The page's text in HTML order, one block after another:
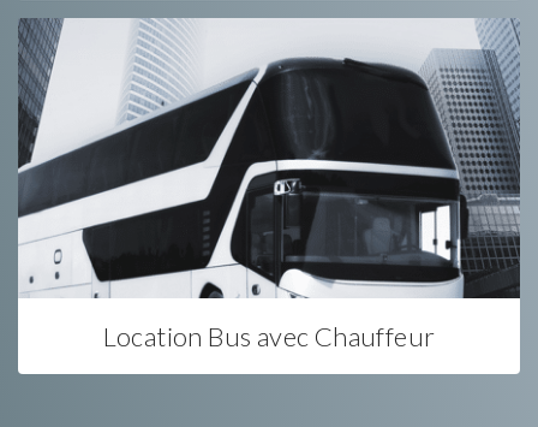
Location Bus avec Chauffeur